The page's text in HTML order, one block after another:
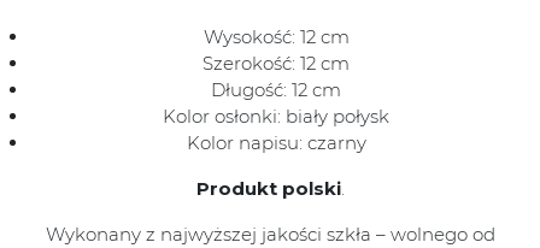
Wysokość: 12 cm
Szerokość: 12 cm
Długość: 12 cm
Kolor osłonki: biały połysk
Kolor napisu: czarny
Produkt polski.
Wykonany z najwyższej jakości szkła – wolnego od